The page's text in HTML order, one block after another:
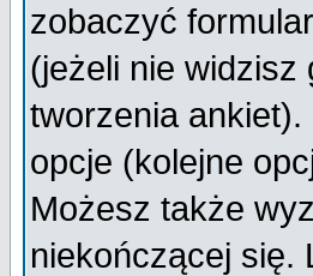
zobaczyć
(jeżeli nie widzisz
tworzenia ankiet).
opcje (kolejne
Możesz także
niekończącej się.